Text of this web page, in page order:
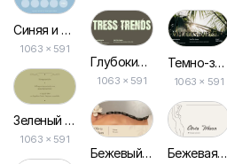
Синяя и Белая Минималистичная Визитная Карточка для Салона Красоты
1063 × 591
Зеленый Минимализм Массажист Специалист Визитка
1063 × 591
Глубокий Бежевый и Зеленый Красавица Парикмахерские Записи Скидки Вознаграждения Визитная Карточка
1063 × 591
Бежевый Элегантный Массажист Визитная Карточка
Темно-зеленый Эстетический Салон Красоты Награды Скидка Визитная Карточка
1063 × 591
Бежевая Элегантная Абстрактная Минималистская Визитная Карточка Специалиста по Массажу